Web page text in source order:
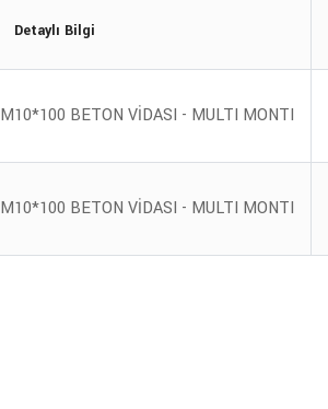
Detaylı Bilgi
M10*100 BETON VİDASI - MULTI MONTI
M10*100 BETON VİDASI - MULTI MONTI